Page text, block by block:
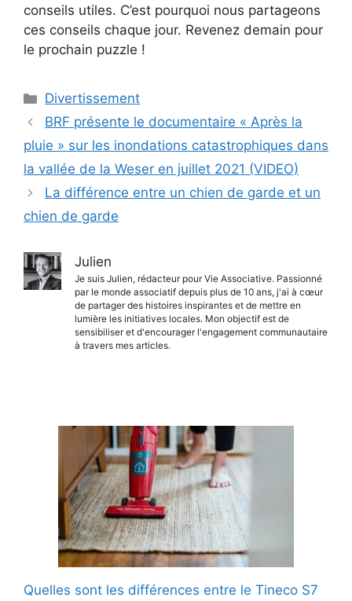
conseils utiles. C’est pourquoi nous partageons
ces conseils chaque jour. Revenez demain pour
le prochain puzzle !
Catégories
Divertissement
BRF présente le documentaire « Après la
pluie » sur les inondations catastrophiques dans
la vallée de la Weser en juillet 2021 (VIDEO)
La différence entre un chien de garde et un
chien de garde
Julien
Je suis Julien, rédacteur pour Vie Associative. Passionné
par le monde associatif depuis plus de 10 ans, j'ai à cœur
de partager des histoires inspirantes et de mettre en
lumière les initiatives locales. Mon objectif est de
sensibiliser et d'encourager l'engagement communautaire
à travers mes articles.
Quelles sont les différences entre le Tineco S7